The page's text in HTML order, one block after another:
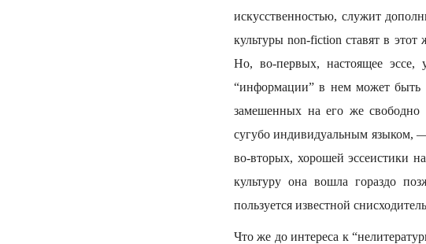
искусственностью, служит
культуры non-fiction ставят в этот
Но, во-первых, настоящее эссе,
“информации” в нем может быть
замешенных на его же
сугубо индивидуальным языком,
во-вторых, хорошей эссеистики
культуру она вошла гораздо
пользуется известной
Что же до интереса к